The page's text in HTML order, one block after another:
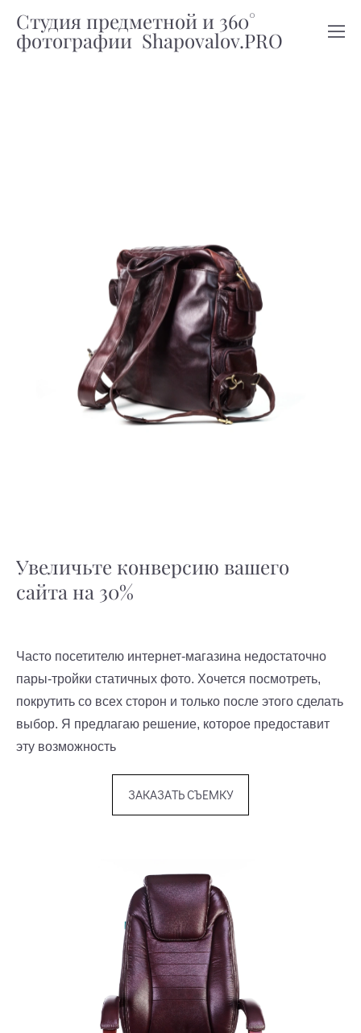
Студия предметной и 360°
фотографии Shapovalov.PRO
Увеличьте конверсию вашего
сайта на 30%
Часто посетителю интернет-магазина недостаточно
пары-тройки статичных фото. Хочется посмотреть,
покрутить со всех сторон и только после этого сделать
выбор. Я предлагаю решение, которое предоставит
эту возможность
ЗАКАЗАТЬ СЪЕМКУ